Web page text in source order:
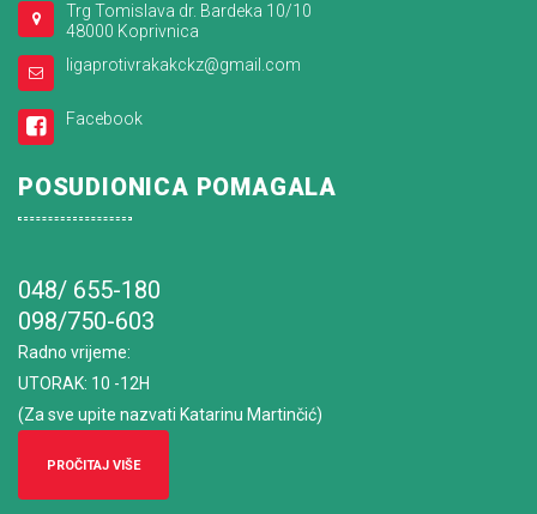
Trg Tomislava dr. Bardeka 10/10
48000 Koprivnica
ligaprotivrakakckz@gmail.com
Facebook
POSUDIONICA POMAGALA
048/ 655-180
098/750-603
Radno vrijeme:
UTORAK: 10 -12H
(Za sve upite nazvati Katarinu Martinčić)
PROČITAJ VIŠE